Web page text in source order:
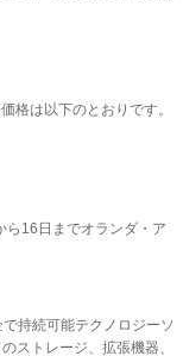
格は以下のとおりです。
16日までオランダ・ア
持続可能テクノロジーソ
ストレージ、拡張機器、